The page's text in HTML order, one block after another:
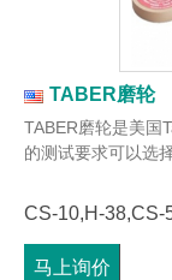
TABER磨轮
TABER磨轮是美国
的测试要求可以选
CS-10,H-38,CS-
马上询价